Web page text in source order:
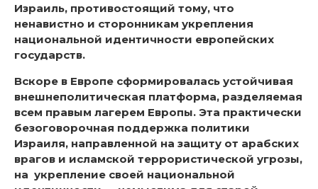
Израиль, противостоящий тому, что
ненавистно и сторонникам укрепления
национальной идентичности европейских
государств.
Вскоре в Европе сформировалась устойчивая
внешнеполитическая платформа, разделяемая
всем правым лагерем Европы. Эта практически
безоговорочная поддержка политики
Израиля, направленной на защиту от арабских
врагов и исламской террористической угрозы,
на укрепление своей национальной